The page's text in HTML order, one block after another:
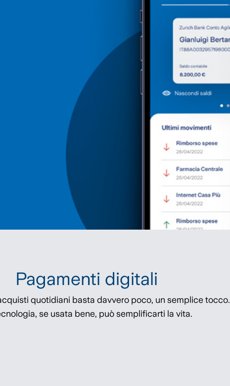
Pagamenti digitali
quotidiani basta davvero poco, un semplice tocco.
se usata bene, può semplificarti la vita.